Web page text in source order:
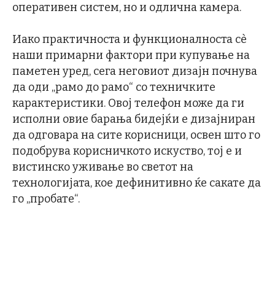
оперативен систем, но и одлична камера.
Иако практичноста и функционалноста сè
наши примарни фактори при купување на
паметен уред, сега неговиот дизајн почнува
да оди „рамо до рамо“ со техничките
карактеристики. Oвој телефон може да ги
исполни овие барања бидејќи е дизајниран
да одговара на сите корисници, освен што го
подобрува корисничкото искуство, тој е и
вистинско уживање во светот на
технологијата, кое дефинитивно ќе сакате да
го „пробате“.